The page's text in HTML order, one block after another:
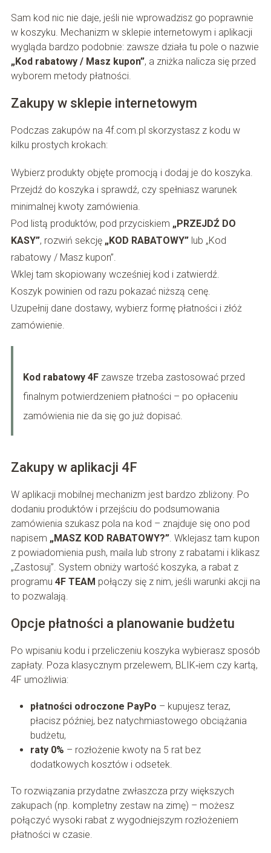
Sam kod nic nie daje, jeśli nie wprowadzisz go poprawnie
w koszyku. Mechanizm w sklepie internetowym i aplikacji
wygląda bardzo podobnie: zawsze działa tu pole o nazwie
„Kod rabatowy / Masz kupon”, a zniżka nalicza się przed
wyborem metody płatności.
Zakupy w sklepie internetowym
Podczas zakupów na 4f.com.pl skorzystasz z kodu w
kilku prostych krokach:
Wybierz produkty objęte promocją i dodaj je do koszyka.
Przejdź do koszyka i sprawdź, czy spełniasz warunek
minimalnej kwoty zamówienia.
Pod listą produktów, pod przyciskiem „PRZEJDŹ DO
KASY”, rozwiń sekcję „KOD RABATOWY”lub „Kod
rabatowy / Masz kupon”.
Wklej tam skopiowany wcześniej kod i zatwierdź.
Koszyk powinien od razu pokazać niższą cenę.
Uzupełnij dane dostawy, wybierz formę płatności i złóż
zamówienie.
Kod rabatowy 4Fzawsze trzeba zastosować przed
finalnym potwierdzeniem płatności – po opłaceniu
zamówienia nie da się go już dopisać.
Zakupy w aplikacji 4F
W aplikacji mobilnej mechanizm jest bardzo zbliżony. Po
dodaniu produktów i przejściu do podsumowania
zamówienia szukasz pola na kod – znajduje się ono pod
napisem „MASZ KOD RABATOWY?”. Wklejasz tam kupon
z powiadomienia push, maila lub strony z rabatami i klikasz
„Zastosuj”. System obniży wartość koszyka, a rabat z
programu 4F TEAM połączy się z nim, jeśli warunki akcji na
to pozwalają.
Opcje płatności a planowanie budżetu
Po wpisaniu kodu i przeliczeniu koszyka wybierasz sposób
zapłaty. Poza klasycznym przelewem, BLIK‑iem czy kartą,
4F umożliwia:
płatności odroczone PayPo – kupujesz teraz,
płacisz później, bez natychmiastowego obciążania
budżetu,
raty 0% – rozłożenie kwoty na 5 rat bez
dodatkowych kosztów i odsetek.
To rozwiązania przydatne zwłaszcza przy większych
zakupach (np. kompletny zestaw na zimę) – możesz
połączyć wysoki rabat z wygodniejszym rozłożeniem
płatności w czasie.